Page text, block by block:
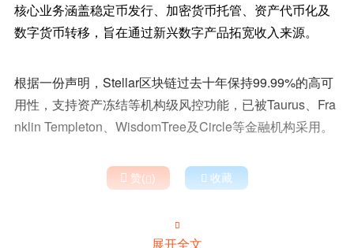
核心业务涵盖稳定币发行、加密货币托管、资产代币化及
数字货币转移，旨在通过新兴数字产品拓宽收入来源。
根据一份声明，Stellar区块链过去十年保持99.99%的高可
用性，支持资产冻结等机构级风控功能，已被Taurus、Fra
nklin Templeton、WisdomTree及Circle等金融机构采用。
 赞()  收藏

展开全文